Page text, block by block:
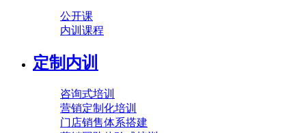
公开课
内训课程
定制内训
咨询式培训
营销定制化培训
门店销售体系搭建